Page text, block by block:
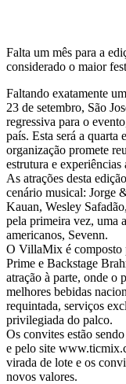
Falta um mês para a
considerado o maior
Faltando exatamente
23 de setembro, São
regressiva para o
país. Esta será a quarta
organização promete
estrutura e experiências
As atrações desta
cenário musical: Jorge
Kauan, Wesley
pela primeira vez, uma
americanos, Sevenn.
O VillaMix é composto
Prime e Backstage
atração à parte, onde o
melhores bebidas
requintada, serviços
privilegiada do palco.
Os convites estão
e pelo site
virada de lote e os
novos valores.